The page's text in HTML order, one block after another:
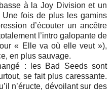
à la Joy Division et un
Une fois de plus les gamins
d’écouter un ancêtre
l’intro galopante de
« Elle va où elle veut »),
en plus sauvage.
: les Bad Seeds sont
se fait plus caressante.
n’éructe, dévoilant sur des